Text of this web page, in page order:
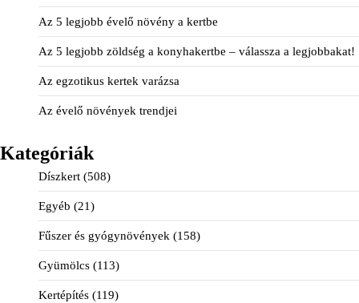
Az 5 legjobb évelő növény a kertbe
Az 5 legjobb zöldség a konyhakertbe – válassza a legjobbakat!
Az egzotikus kertek varázsa
Az évelő növények trendjei
Kategóriák
Díszkert (508)
Egyéb (21)
Fűszer és gyógynövények (158)
Gyümölcs (113)
Kertépítés (119)